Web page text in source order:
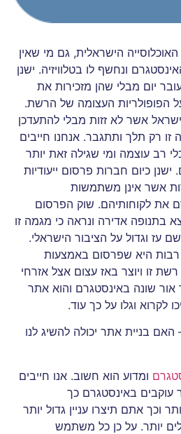
הישראלית, גם מי שאין
ונחשף לו בטלוויזיה. ישנן
יום מבלי שהן מזכירות את
הפופולריות העצומה של הרשת.
אשר לא זזות מבלי להתעדכן
זו רק תלך ותתגבר. אנחנו חייבים
רב עוצמה ומי שגילה זאת יותר
כיום חברות פרסום ייעודיות
אשר אינן משתמשות
את לקוחותיהם. שוק הפרסום
בתנופה אדירה ונראה כי מגמה זו
עז וגדול על הציבור הישראלי.
היא שפרסום באמצעות
זו ויוצר באז עצום אצל אזרחי
אור שונה באינסטגרם והוא אתר
לקרוא וגלו על כך עוד.
בניית אתר יכולה להשיג לנו
ומדוע הוא חשוב. אנו חייבים
עוקבים באינסטגרם כך
וכך אתם תיצרו עניין גדול יותר
יותר. על כן כל משתמש